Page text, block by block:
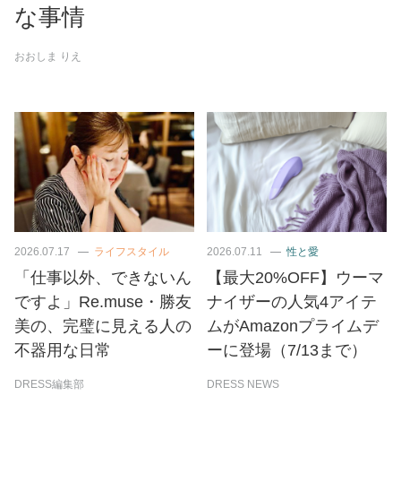
な事情
おおしま りえ
2026.07.17 ライフスタイル
「仕事以外、できないん
ですよ」Re.muse・勝友
美の、完璧に見える人の
不器用な日常
DRESS編集部
2026.07.11 性と愛
【最大20%OFF】ウーマ
ナイザーの人気4アイテ
ムがAmazonプライムデ
ーに登場（7/13まで）
DRESS NEWS